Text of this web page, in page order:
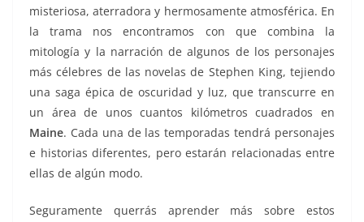
misteriosa, aterradora y hermosamente atmosférica. En
la trama nos encontramos con que combina la
mitología y la narración de algunos de los personajes
más célebres de las novelas de Stephen King, tejiendo
una saga épica de oscuridad y luz, que transcurre en
un área de unos cuantos kilómetros cuadrados en
Maine. Cada una de las temporadas tendrá personajes
e historias diferentes, pero estarán relacionadas entre
ellas de algún modo.
Seguramente querrás aprender más sobre estos